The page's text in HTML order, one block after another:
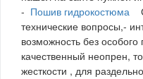
- Пошив гидрокостюма
технические вопросы,-
возможность без особого
качественный неопрен,
жесткости , для